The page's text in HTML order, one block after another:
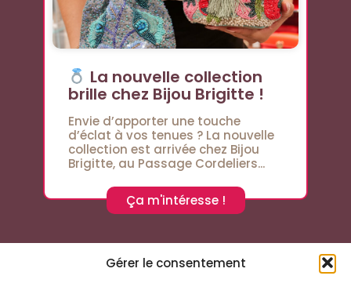
Gérer le consentement
La nouvelle collection
brille chez Bijou Brigitte !
Envie d’apporter une touche
d’éclat à vos tenues ? La nouvelle
collection est arrivée chez Bijou
Brigitte, au Passage Cordeliers...
Ça m'intéresse !